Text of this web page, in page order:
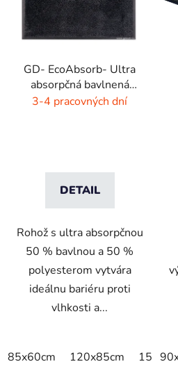
GD- EcoAbsorb- Ultra
absorpčná bavlnená
rohož -sivý melír
3-4 pracovných dní
DETAIL
Rohož s ultra absorpčnou
50 % bavlnou a 50 %
polyesterom vytvára
ideálnu bariéru proti
vlhkosti a...
85x60cm 120x85cm